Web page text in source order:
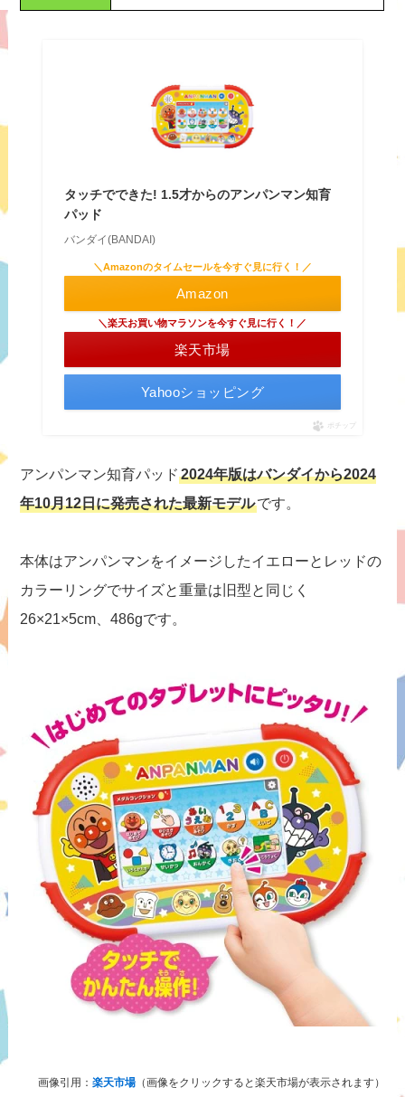
タッチでできた! 1.5才からのアンパンマン知育
パッド
バンダイ(BANDAI)
＼Amazonのタイムセールを今すぐ見に行く！／
Amazon
＼楽天お買い物マラソンを今すぐ見に行く！／
楽天市場
Yahooショッピング
ポチップ
アンパンマン知育パッド2024年版はバンダイから2024
年10月12日に発売された最新モデルです。
本体はアンパンマンをイメージしたイエローとレッドの
カラーリングでサイズと重量は旧型と同じく
26×21×5cm、486gです。
画像引用： 楽天市場（画像をクリックすると楽天市場が表示されます）